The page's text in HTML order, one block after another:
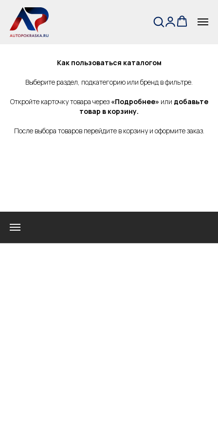
← На главную
Как пользоваться каталогом
Выберите раздел, подкатегорию или бренд в фильтре.
Откройте карточку товара через «Подробнее» или добавьте
товар в корзину.
После выбора товаров перейдите в корзину и оформите заказ.